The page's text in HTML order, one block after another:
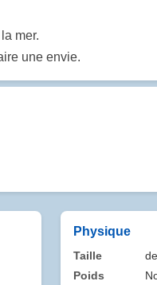
mer.
une envie.
Physique
Taille
Poids